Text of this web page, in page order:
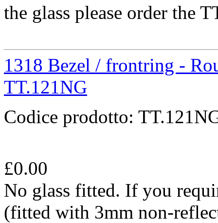
the glass please order the
1318 Bezel / frontring -
TT.121NG
Codice prodotto:
£0.00
No glass fitted. If you
(fitted with 3mm non-